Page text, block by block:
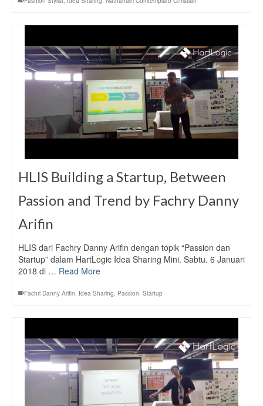
HLIS Building a Startup, Between
Passion and Trend by Fachry Danny
Arifin
HLIS dari Fachry Danny Arifin dengan topik “Passion dan
Startup” dalam HartLogic Idea Sharing Mini. Sabtu. 6 Januari
2018 di … Read More
Fachri Danny Arifin Idea Sharing Passion Startup